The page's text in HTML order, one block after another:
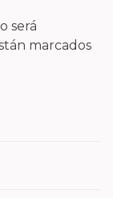
será
marcados